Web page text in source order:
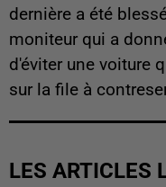
dernière a été
moniteur qui a
d'éviter une voiture
sur la file à
LES ARTICLES